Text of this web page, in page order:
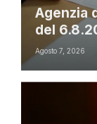
Agenzia
del
Agosto 7, 2026